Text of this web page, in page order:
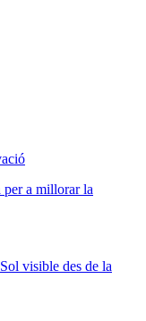
a millorar la
visible des de la